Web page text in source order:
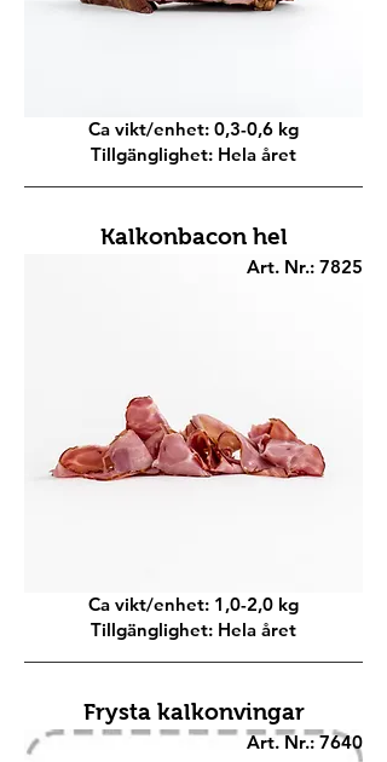
Ca vikt/enhet: 0,3-0,6 kg
Tillgänglighet: Hela året
Kalkonbacon hel
Art. Nr.: 7825
Ca vikt/enhet: 1,0-2,0 kg
Tillgänglighet: Hela året
Frysta kalkonvingar
Art. Nr.: 7640